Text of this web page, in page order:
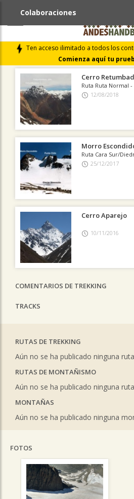
Ten acceso ilimitado a todos los
Comienza aquí tu
Colaboraciones
ÚLTIMAS COLABORACIONES
LIBROS DE CUMBRES
Cerro
Ruta Ruta Normal
12/08/2018
Morro
Ruta Cara Sur/
25/12/2017
Cerro Aparejo
10/11/2016
COMENTARIOS DE TREKKING
TRACKS
RUTAS DE TREKKING
Aún no se ha publicado ninguna
RUTAS DE MONTAÑISMO
Aún no se ha publicado ninguna
MONTAÑAS
Aún no se ha publicado ninguna
FOTOS
Previous